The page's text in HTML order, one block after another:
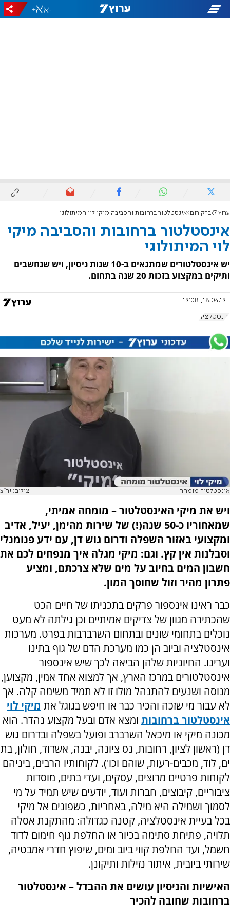
-
+
ערוץ 7 ברק רום אינסטלטור ברחובות והסביבה מיקי לוי המיתולוגי
אינסטלטור ברחובות והסביבה מיקי
לוי המיתולוגי
יש אינסטלטורים שמתגאים ב-10 שנות ניסיון, ויש שנחשבים
ותיקים במקצוע בזכות 20 שנה בתחום.
18.04.19, 19:08
אינסטלציה
אינסטלטור מומחה צילום: יח"צ
ויש את מיקי האינסטלטור – מומחה אמיתי,
שמאחוריו כ-50 שנה(!) של שירות מהימן, יעיל, אדיב
ומקצועי באזור השפלה ודרום גוש דן, עם ידע פנומנלי
וסבלנות אין קץ. וגם: מיקי מגלה איך מנפחים לכם את
חשבון המים בחיוב על מים שלא צרכתם, ומציע
פתרון מהיר וזול שחוסך המון.
כבר ראינו אינספור פרקים בתכניתו של חיים הכט
שהכתירה מגוון של צדיקים אמיתיים וכן גילתה לא מעט
נוכלים בתחומי שונים ובתחום השרברבות בפרט. מערכות
אינסטלציה וביוב הן כמו מערכת הדם של גוף בתינו
וערינו. החיוניות שלהן הביאה לכך שיש אינספור
אינסטלטורים במרכז הארץ, אך למצוא אחד אמין, מקצוען,
מנוסה ושנעים להתנהל מולו זו לא תמיד משימה קלה. אך
לא עבור מי שזכה והכיר כבר או חיפש בגוגל את מיקי לוי
אינסטלטור ברחובות ומצא אדם ובעל מקצוע נהדר. הוא
מכונה מיקי או מיכאל השרברב ופועל בשפלה ובדרום גוש
דן (ראשון לציון, רחובות, נס ציונה, יבנה, אשדוד, חולון, בת
ים, לוד, מכבים-רעות, שוהם וכו'). לקוחותיו הרבים, ביניהם
לקוחות פרטיים מרוצים, עסקים, ועדי בתים, מוסדות
ציבוריים, קיבוצים, חברות ועוד, יודעים שיש תמיד על מי
לסמוך ושמילה היא מילה, באחריות, כשפונים אל מיקי
בכל בעיית אינסטלציה, קטנה כגדולה: מהתקנת אסלה
תלויה, פתיחת סתימה בכיור או החלפת גוף חימום לדוד
חשמל, ועד החלפת קווי ביוב ומים, שיפוץ חדרי אמבטיה,
שירותי ביובית, איתור נזילות ותיקונן.
האישיות והניסיון עושים את ההבדל – אינסטלטור
ברחובות שחובה להכיר